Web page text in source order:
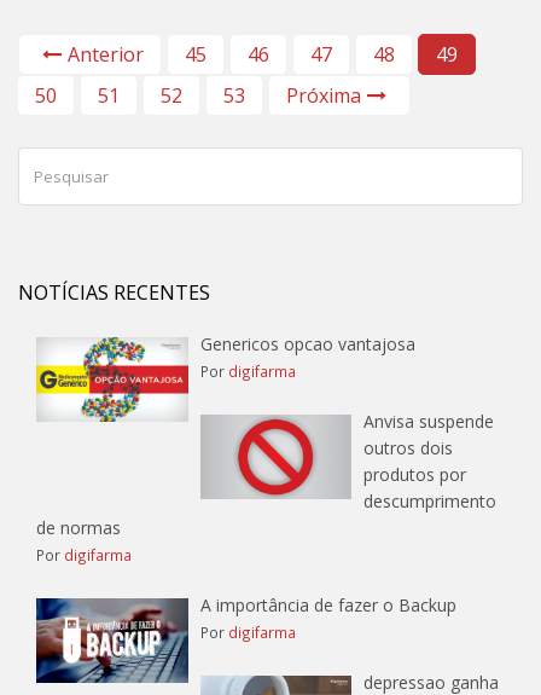
Anterior 45 46 47 48
49
50
51 52 53 Próxima
NOTÍCIAS RECENTES
Genericos opcao vantajosa
Por digifarma
Anvisa suspende
outros dois
produtos por
descumprimento
de normas
Por digifarma
A importância de fazer o Backup
Por digifarma
depressao ganha